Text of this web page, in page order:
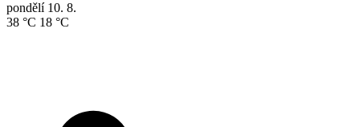
pondělí 10. 8.
38 °C 18 °C